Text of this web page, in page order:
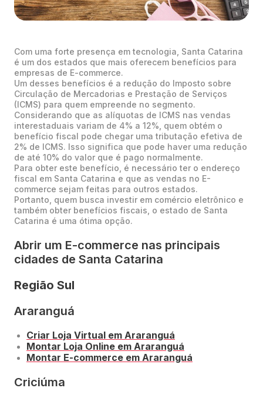
Com uma forte presença em tecnologia, Santa Catarina
é um dos estados que mais oferecem benefícios para
empresas de E-commerce.
Um desses benefícios é a redução do Imposto sobre
Circulação de Mercadorias e Prestação de Serviços
(ICMS) para quem empreende no segmento.
Considerando que as alíquotas de ICMS nas vendas
interestaduais variam de 4% a 12%, quem obtém o
benefício fiscal pode chegar uma tributação efetiva de
2% de ICMS. Isso significa que pode haver uma redução
de até 10% do valor que é pago normalmente.
Para obter este benefício, é necessário ter o endereço
fiscal em Santa Catarina e que as vendas no E-
commerce sejam feitas para outros estados.
Portanto, quem busca investir em comércio eletrônico e
também obter benefícios fiscais, o estado de Santa
Catarina é uma ótima opção.
Abrir um E-commerce nas principais
cidades de Santa Catarina
Região Sul
Araranguá
Criar Loja Virtual em Araranguá
Montar Loja Online em Araranguá
Montar E-commerce em Araranguá
Criciúma